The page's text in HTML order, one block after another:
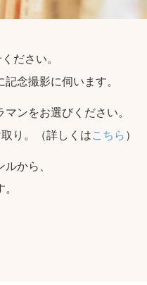
ださい。
念撮影に伺います。
ンをお選びください。
り。（詳しくはこちら ）
から、